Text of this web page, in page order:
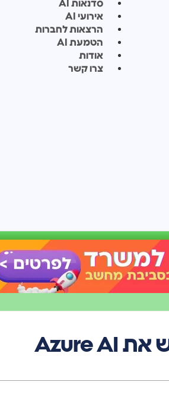
סדנאות AI
אירועי AI
הרצאות לחברות
הטמעת AI
אודות
צרו קשר
מייקרוסופט ממתגת מחדש את Azure AI